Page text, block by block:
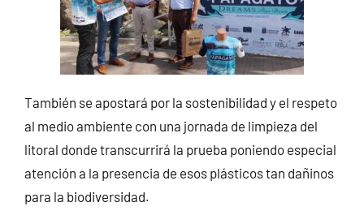
También se apostará por la sostenibilidad y el respeto
al medio ambiente con una jornada de limpieza del
litoral donde transcurrirá la prueba poniendo especial
atención a la presencia de esos plásticos tan dañinos
para la biodiversidad.